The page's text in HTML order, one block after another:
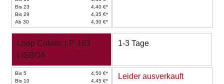
Bis 23
4,40 €*
Bis 29
4,35 €*
Ab 30
4,30 €*
Loop Colors: LP-163
LISBOA
1-3 Tage
Bis 5
4,50 €*
Bis 10
4,45 €*
Leider ausverkauft